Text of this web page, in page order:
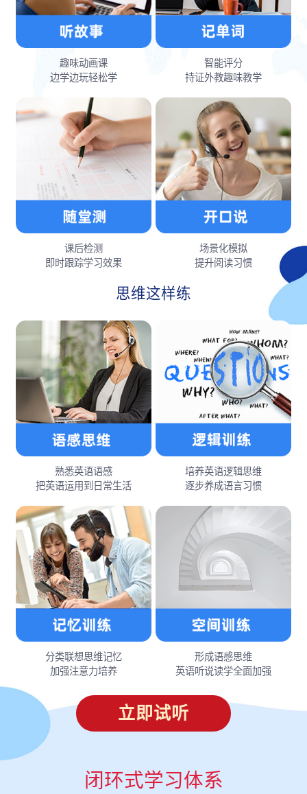
趣味动画课
边学边玩轻松学
智能评分
持证外教趣味教学
课后检测
即时跟踪学习效果
场景化模拟
提升阅读习惯
思维这样练
熟悉英语语感
把英语运用到日常生活
培养英语逻辑思维
逐步养成语言习惯
分类联想思维记忆
加强注意力培养
形成语感思维
英语听说读学全面加强
立即试听
闭环式学习体系